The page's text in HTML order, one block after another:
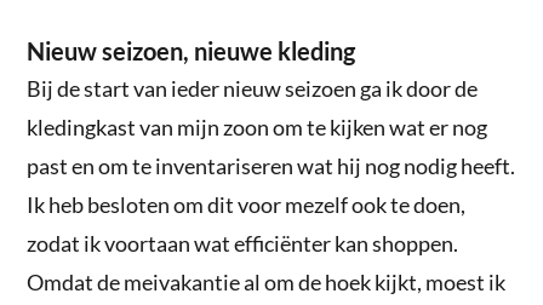
Nieuw seizoen, nieuwe kleding
Bij de start van ieder nieuw seizoen ga ik door de
kledingkast van mijn zoon om te kijken wat er nog
past en om te inventariseren wat hij nog nodig heeft.
Ik heb besloten om dit voor mezelf ook te doen,
zodat ik voortaan wat efficiënter kan shoppen.
Omdat de meivakantie al om de hoek kijkt, moest ik